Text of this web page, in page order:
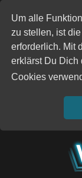
Um alle
zu stellen, ist
erforderlich. Mit
erklärst Du Dich
Cookies